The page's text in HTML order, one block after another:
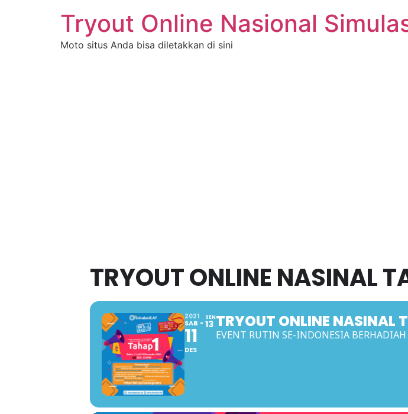
Tryout Online Nasional
Moto situs Anda bisa diletakkan di sini
TRYOUT ONLINE NASINAL
2021
SAB
11
DES
SEN
13 TRYOUT ONLINE NASINAL
EVENT RUTIN SE-INDONESIA BERHADIAH